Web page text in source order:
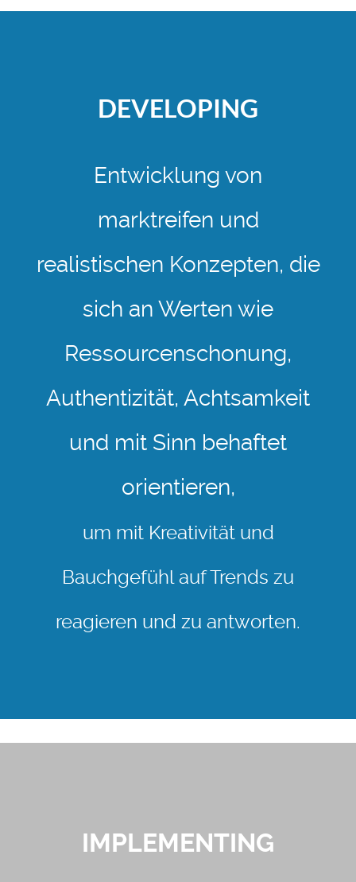
DEVELOPING
Entwicklung von
marktreifen und
realistischen Konzepten, die
sich an Werten wie
Ressourcenschonung,
Authentizität, Achtsamkeit
und mit Sinn behaftet
orientieren,
um mit Kreativität und
Bauchgefühl auf Trends zu
reagieren und zu antworten.
IMPLEMENTING